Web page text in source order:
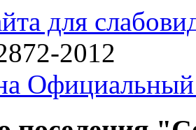
для
2012